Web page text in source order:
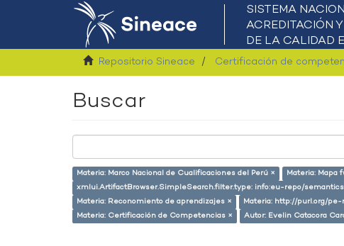
Repositorio Sineace Certificación de
Buscar
Materia: Marco Nacional de Cualificaciones del Perú ×
Materia: Mapa
xmlui.ArtifactBrowser.SimpleSearch.filter.type: info:eu-repo/
Materia: Reconomiento de aprendizajes ×
Materia: http://purl.org/pe-
Materia: Certificación de Competencias ×
Autor: Evelin Catacora